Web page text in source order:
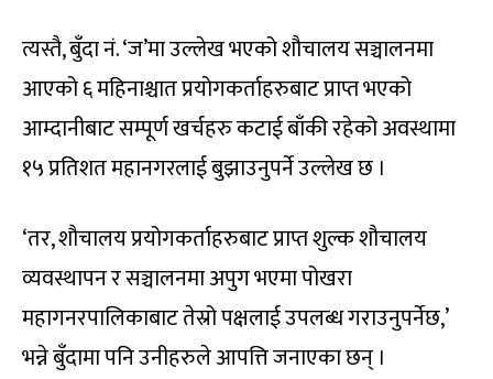
त्यस्तै, बुँदा नं. ‘ज’मा उल्लेख भएको शौचालय सञ्चालनमा
आएको ६ महिनाश्चात प्रयोगकर्ताहरुबाट प्राप्त भएको
आम्दानीबाट सम्पूर्ण खर्चहरु कटाई बाँकी रहेको अवस्थामा
१५ प्रतिशत महानगरलाई बुझाउनुपर्ने उल्लेख छ ।
‘तर, शौचालय प्रयोगकर्ताहरुबाट प्राप्त शुल्क शौचालय
व्यवस्थापन र सञ्चालनमा अपुग भएमा पोखरा
महागनरपालिकाबाट तेस्रो पक्षलाई उपलब्ध गराउनुपर्नेछ,’
भन्ने बुँदामा पनि उनीहरुले आपत्ति जनाएका छन् ।